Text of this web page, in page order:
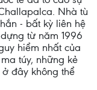
Nhà tù
- bất kỳ liên hệ
từ năm 1996
hiểm nhất của
túy, những kẻ
đây không thể